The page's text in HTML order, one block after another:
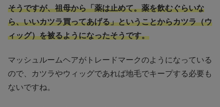
そうですが、祖母から「薬は止めて。薬を飲むぐらいな
ら、いいカツラ買ってあげる」ということからカツラ（ウ
ィッグ）を被るようになったそうです。
マッシュルームヘアがトレードマークのようになっている
ので、カツラやウィッグであれば地毛でキープする必要も
ないですね。